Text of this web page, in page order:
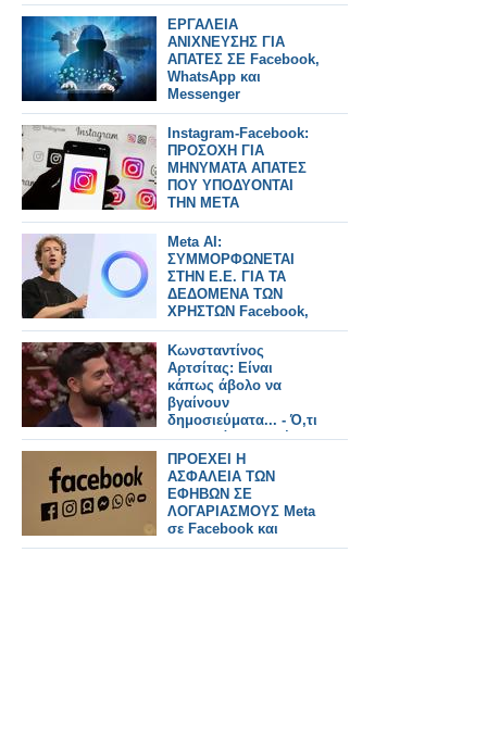
ΕΡΓΑΛΕΙΑ
ΑΝΙΧΝΕΥΣΗΣ ΓΙΑ
ΑΠΑΤΕΣ ΣΕ Facebook,
WhatsApp και
Messenger
Instagram-Facebook:
ΠΡΟΣΟΧΗ ΓΙΑ
ΜΗΝΥΜΑΤΑ ΑΠΑΤΕΣ
ΠΟΥ ΥΠΟΔΥΟΝΤΑΙ
ΤΗΝ META
Meta AI:
ΣΥΜΜΟΡΦΩΝΕΤΑΙ
ΣΤΗΝ Ε.Ε. ΓΙΑ ΤΑ
ΔΕΔΟΜΕΝΑ ΤΩΝ
ΧΡΗΣΤΩΝ Facebook,
Instagram και
WhatsApp!
Κωνσταντίνος
Αρτσίτας: Είναι
κάπως άβολο να
βγαίνουν
δημοσιεύματα... - Ό,τι
και να κάνει η Ελένη
Τσολάκη θα το κάνει
τέλεια
ΠΡΟΕΧΕΙ Η
ΑΣΦΑΛΕΙΑ ΤΩΝ
ΕΦΗΒΩΝ ΣΕ
ΛΟΓΑΡΙΑΣΜΟΥΣ Meta
σε Facebook και
Messenger